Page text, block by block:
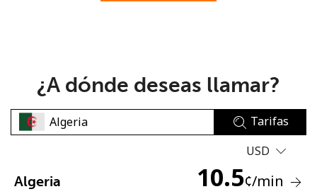
¿A dónde deseas llamar?
Tarifas
USD
Algeria 10.5¢/min